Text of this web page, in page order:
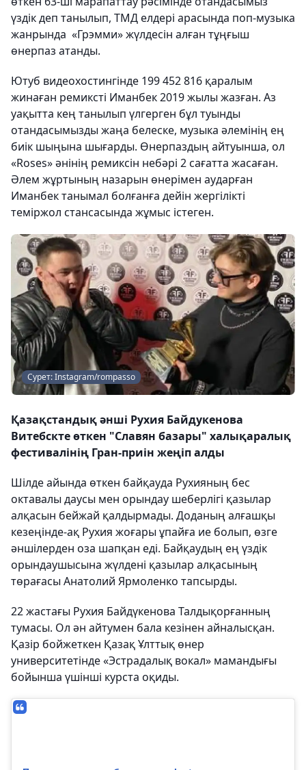
үздік деп танылып, ТМД елдері арасында поп-музыка
жанрында «Грэмми» жүлдесін алған тұңғыш
өнерпаз атанды.
Ютуб видеохостингінде 199 452 816 қаралым
жинаған ремиксті Иманбек 2019 жылы жазған. Аз
уақытта кең танылып үлгерген бұл туынды
отандасымызды жаңа белеске, музыка әлемінің ең
биік шыңына шығарды. Өнерпаздың айтуынша, ол
«Roses» әнінің ремиксін небәрі 2 сағатта жасаған.
Әлем жұртының назарын өнерімен аударған
Иманбек танымал болғанға дейін жергілікті
теміржол стансасында жұмыс істеген.
Сурет: Instagram/rompasso
Қазақстандық әнші Рухия Байдукенова
Витебскте өткен "Славян базары" халықаралық
фестивалінің Гран-приін жеңіп алды
Шілде айында өткен байқауда Рухияның бес
октавалы даусы мен орындау шеберлігі қазылар
алқасын бейжай қалдырмады. Доданың алғашқы
кезеңінде-ақ Рухия жоғары ұпайға ие болып, өзге
әншілерден оза шапқан еді. Байқаудың ең үздік
орындаушысына жүлдені қазылар алқасының
төрағасы Анатолий Ярмоленко тапсырды.
22 жастағы Рухия Байдүкенова Талдықорғанның
тумасы. Ол ән айтумен бала кезінен айналысқан.
Қазір бойжеткен Қазақ Ұлттық өнер
университетінде «Эстрадалық вокал» мамандығы
бойынша үшінші курста оқиды.